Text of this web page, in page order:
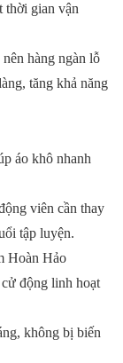
thời gian vận
hàng ngàn lỗ
tăng khả năng
áo khô nhanh
viên cần thay
tập luyện.
Hoàn Hảo
động linh hoạt
không bị biến